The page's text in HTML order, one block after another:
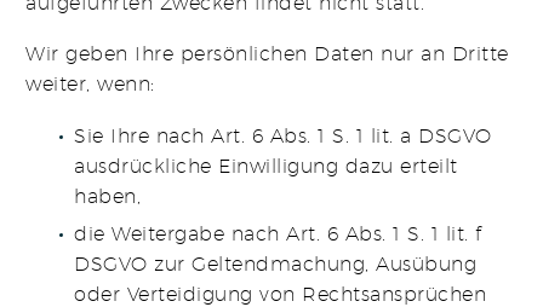
Wir geben Ihre persönlichen Daten nur an Dritte
weiter, wenn:
Sie Ihre nach Art. 6 Abs. 1 S. 1 lit. a DSGVO
ausdrückliche Einwilligung dazu erteilt
haben,
die Weitergabe nach Art. 6 Abs. 1 S. 1 lit. f
DSGVO zur Geltendmachung, Ausübung
oder Verteidigung von Rechtsansprüchen